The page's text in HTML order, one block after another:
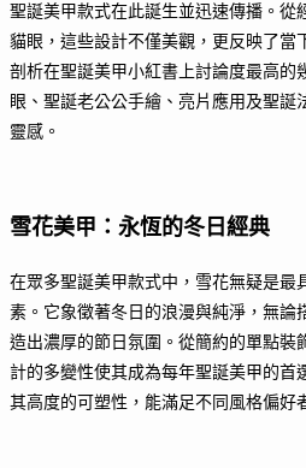
聖誕美甲款式在此誕生並迅速傳播。從
貓眼，這些設計不僅美觀，更反映了當
剖析在聖誕美甲小紅書上討論度最高的
眼、聖誕老公公手繪、亮片應用及聖誕
靈感。
雪花美甲：永恆的冬日經典
在眾多聖誕美甲款式中，雪花無疑是最
素。它象徵著冬日的浪漫與純淨，無論
造出濃厚的節日氛圍。從簡約的單點裝
計的多變性使其成為每年聖誕美甲的首
其高度的可塑性，能滿足不同風格偏好